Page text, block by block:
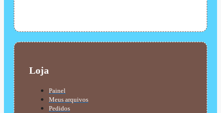
Loja
Painel
Meus arquivos
Pedidos